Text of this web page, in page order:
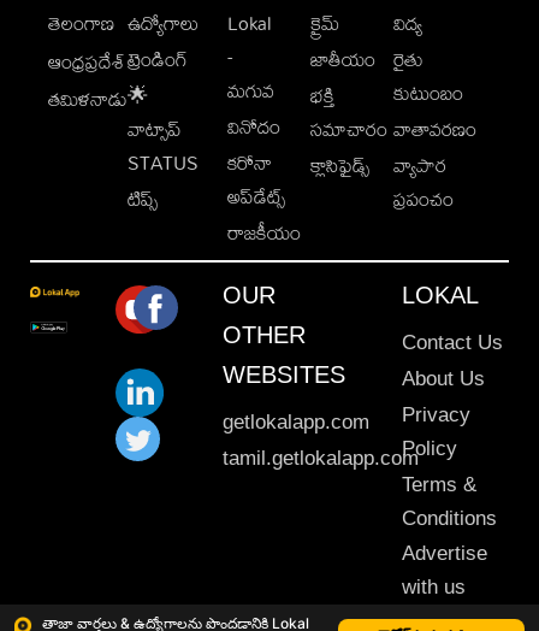
తాజా వార్తలు & ఉద్యోగాలను పొందడానికి Lokal
తెలంగాణ
ఆంధ్రప్రదేశ్
తమిళనాడు
ఉద్యోగాలు
ట్రెండింగ్
🌟
వాట్సాప్
STATUS
టిప్స్
Lokal
-
మగువ
వినోదం
కరోనా
అప్‌డేట్స్
రాజకీయం
క్రైమ్
జాతీయం
భక్తి
సమాచారం
క్లాసిఫైడ్స్
విద్య
రైతు
కుటుంబం
వాతావరణం
వ్యాపార
ప్రపంచం
OUR
OTHER
WEBSITES
getlokalapp.com
tamil.getlokalapp.com
LOKAL
Contact Us
About Us
Privacy
Policy
Terms &
Conditions
Advertise
with us
Sitemap